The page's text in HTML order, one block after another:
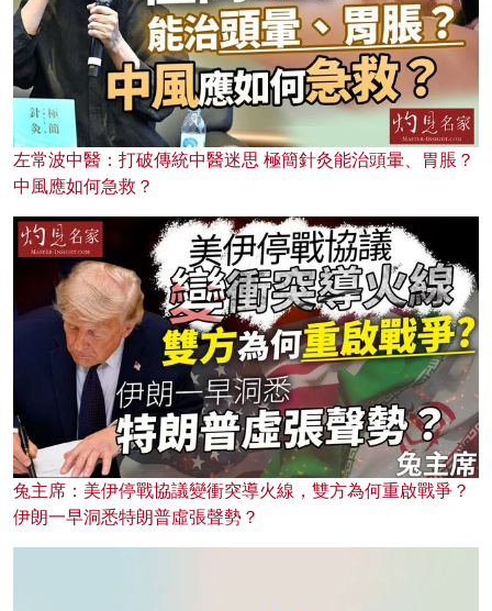
左常波中醫：打破傳統中醫迷思 極簡針灸能治頭暈、胃脹？
中風應如何急救？
兔主席：美伊停戰協議變衝突導火線，雙方為何重啟戰爭？
伊朗一早洞悉特朗普虛張聲勢？